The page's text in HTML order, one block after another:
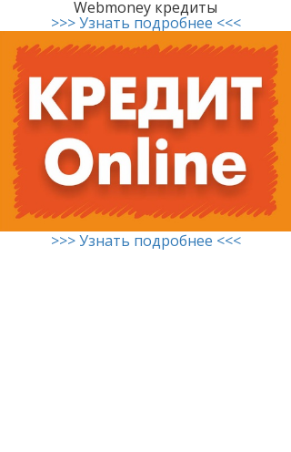
Webmoney кредиты
>>> Узнать подробнее <<<
>>> Узнать подробнее <<<